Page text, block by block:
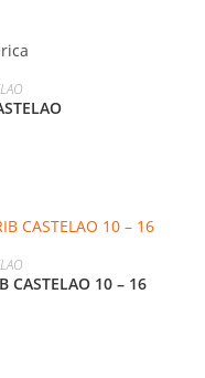
CASTELAO 10 – 16